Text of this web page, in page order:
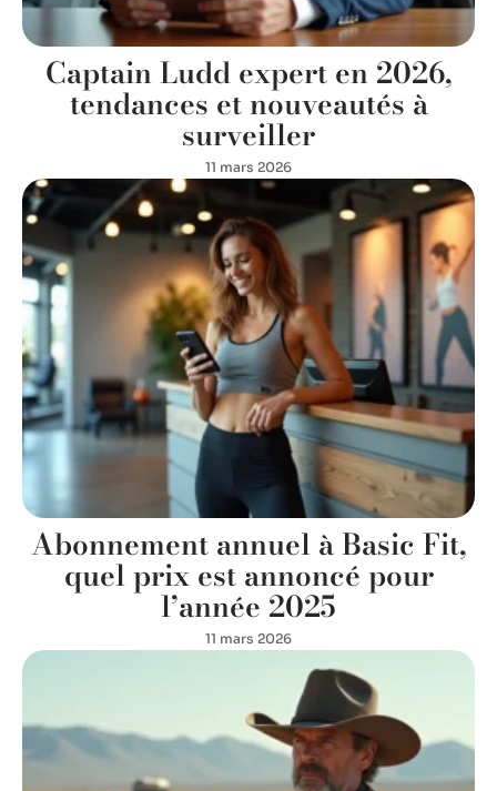
Captain Ludd expert en 2026,
tendances et nouveautés à
surveiller
11 mars 2026
Abonnement annuel à Basic Fit,
quel prix est annoncé pour
l’année 2025
11 mars 2026